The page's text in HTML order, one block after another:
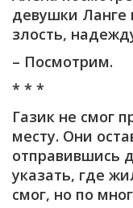
девушки Ланге
злость,
– Посмотрим.
* * *
Газик не смог
месту. Они
отправившись
указать, где
смог, но по